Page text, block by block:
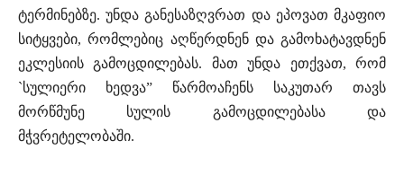
ტერმინებზე. უნდა განესაზღვრათ და ეპოვათ მკაფიო
სიტყვები, რომლებიც აღწერდნენ და გამოხატავდნენ
ეკლესიის გამოცდილებას. მათ უნდა ეთქვათ, რომ
`სულიერი ხედვა” წარმოაჩენს საკუთარ თავს
მორწმუნე სულის გამოცდილებასა და
მჭვრეტელობაში.